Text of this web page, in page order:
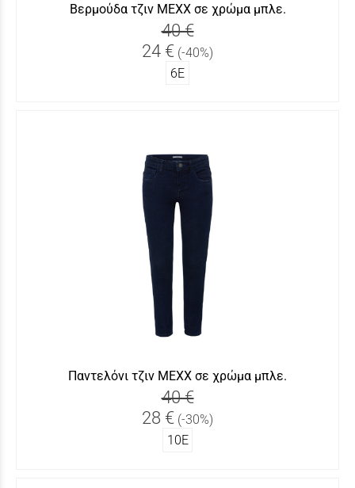
Βερμούδα τζιν MEXX σε χρώμα μπλε.
40 €
24 € (-40%)
6Ε
Παντελόνι τζιν MEXX σε χρώμα μπλε.
40 €
28 € (-30%)
10Ε